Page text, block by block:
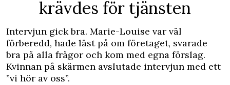
krävdes för tjänsten
Intervjun gick bra. Marie-Louise var väl
förberedd, hade läst på om företaget, svarade
bra på alla frågor och kom med egna ­förslag.
Kvinnan på skärmen avslutade ­intervjun med ett
”vi hör av oss”.